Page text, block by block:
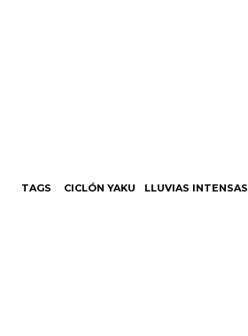
TAGS CICLÓN YAKU LLUVIAS INTENSAS